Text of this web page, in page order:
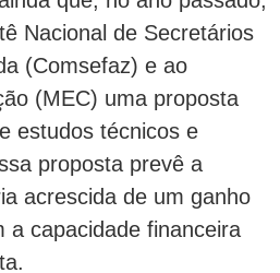
Nacional de Secretários
(Comsefaz) e ao
(MEC) uma proposta
estudos técnicos e
proposta prevê a
acrescida de um ganho
a capacidade financeira